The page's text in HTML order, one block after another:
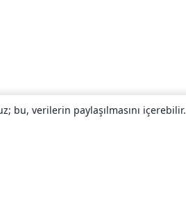
bu, verilerin paylaşılmasını içerebilir.